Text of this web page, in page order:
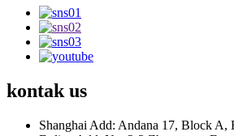
kontak us
Shanghai Add: Andana 17, Block A,